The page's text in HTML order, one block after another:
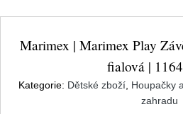
Marimex | Marimex Play
fialová |
Kategorie: Dětské zboží Houpačky
zahradu